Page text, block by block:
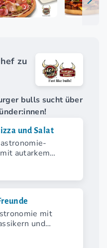
zu
bulls sucht über
und Salat
autarkem
für Pizza
mit
und